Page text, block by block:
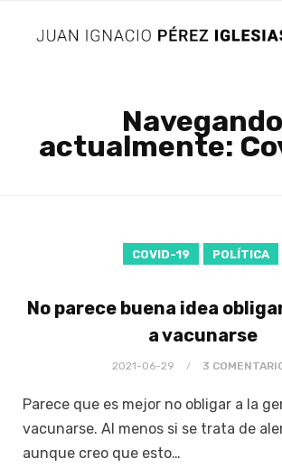
Navegando
actualmente:
COVID-19 POLÍTICA
No parece buena idea
a vacunarse
2021-06-29 3
Parece que es mejor no obligar a la
vacunarse. Al menos si se trata de
aunque creo que esto…